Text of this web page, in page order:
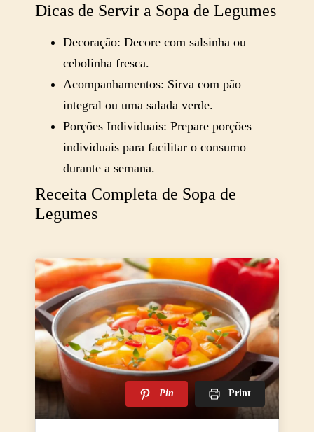
Dicas de Servir a Sopa de Legumes
Decoração: Decore com salsinha ou
cebolinha fresca.
Acompanhamentos: Sirva com pão
integral ou uma salada verde.
Porções Individuais: Prepare porções
individuais para facilitar o consumo
durante a semana.
Receita Completa de Sopa de
Legumes
Pin Print